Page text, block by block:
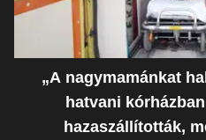
„A nagymamánkat
hatvani
hazaszállították,